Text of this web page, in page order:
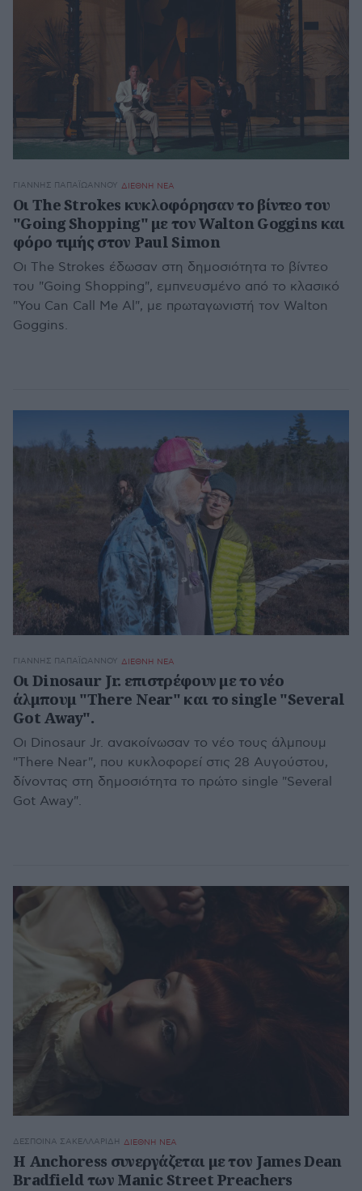
ΓΙΆΝΝΗΣ ΠΑΠΑΪΩΆΝΝΟΥ ΔΙΕΘΝΗ ΝΕΑ
Οι The Strokes κυκλοφόρησαν το βίντεο του
"Going Shopping" με τον Walton Goggins και
φόρο τιμής στον Paul Simon
Οι The Strokes έδωσαν στη δημοσιότητα το βίντεο
του "Going Shopping", εμπνευσμένο από το κλασικό
"You Can Call Me Al", με πρωταγωνιστή τον Walton
Goggins.
ΓΙΆΝΝΗΣ ΠΑΠΑΪΩΆΝΝΟΥ ΔΙΕΘΝΗ ΝΕΑ
Οι Dinosaur Jr. επιστρέφουν με το νέο
άλμπουμ "There Near" και το single "Several
Got Away".
Οι Dinosaur Jr. ανακοίνωσαν το νέο τους άλμπουμ
"There Near", που κυκλοφορεί στις 28 Αυγούστου,
δίνοντας στη δημοσιότητα το πρώτο single "Several
Got Away".
ΔΈΣΠΟΙΝΑ ΣΑΚΕΛΛΑΡΊΔΗ ΔΙΕΘΝΗ ΝΕΑ
Η Anchoress συνεργάζεται με τον James Dean
Bradfield των Manic Street Preachers